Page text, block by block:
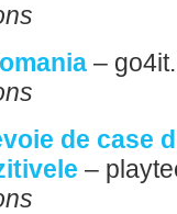
–
de case
–